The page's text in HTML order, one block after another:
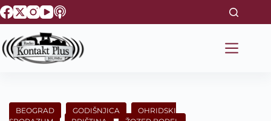
S
k
p
t
BEOGRAD GODIŠNJICA
OHRIDSKI